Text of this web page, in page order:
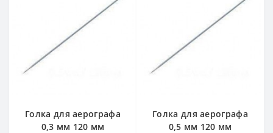
Голка для аерографа
0,3 мм 120 мм
Голка для аерографа
0,5 мм 120 мм